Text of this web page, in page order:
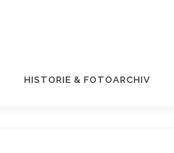
HISTORIE & FOTOARCHIV